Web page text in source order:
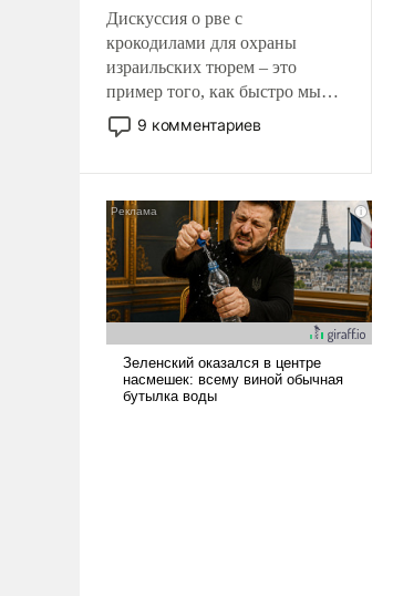
Дискуссия о рве с
крокодилами для охраны
израильских тюрем – это
пример того, как быстро мы
двигаемся по пути
революционных изменений.
псевдонаучной фантастики,
стало всерьез обсуждаемой
идеей.
9 комментариев